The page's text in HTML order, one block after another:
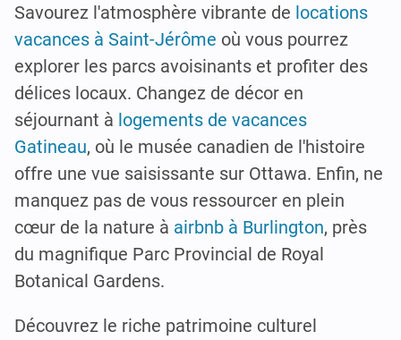
Savourez l'atmosphère vibrante de locations
vacances à Saint-Jérôme où vous pourrez
explorer les parcs avoisinants et profiter des
délices locaux. Changez de décor en
séjournant à logements de vacances
Gatineau, où le musée canadien de l'histoire
offre une vue saisissante sur Ottawa. Enfin, ne
manquez pas de vous ressourcer en plein
cœur de la nature à airbnb à Burlington, près
du magnifique Parc Provincial de Royal
Botanical Gardens.
Découvrez le riche patrimoine culturel